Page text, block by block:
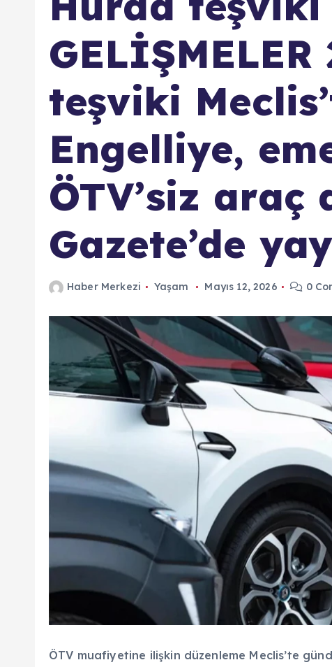
teşviki
Engelliye,
ÖTV’siz araç
Gazete’de
Haber Merkezi Yaşam Mayıs 12, 2026 0
ÖTV muafiyetine ilişkin düzenleme Meclis’te